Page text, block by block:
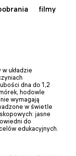
filmy
układzie
dna do 1,2
hodowle
wymagają
w świetle
jasne
do
edukacyjnych.